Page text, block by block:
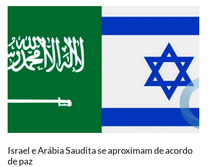
Israel e Arábia Saudita se aproximam de acordo
de paz